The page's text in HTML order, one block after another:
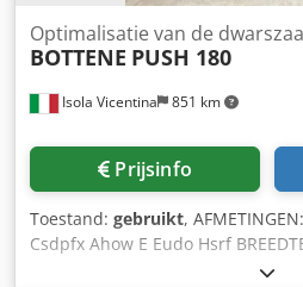
Isola Vicentina 851 km
Optimalisatie van de
BOTTENE PUSH 180
Prijsinfo
Toestand: gebruikt,
Csdpfx Ahow E Eudo Hsrf
ELEKTRONISCHE DUWER 6100